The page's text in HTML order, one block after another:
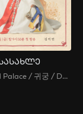
The Haunted Palace / 귀궁 / Devil Palace / Gwigung / Haunted Palace / Return to the Palace